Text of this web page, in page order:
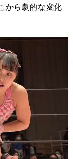
から劇的な変化